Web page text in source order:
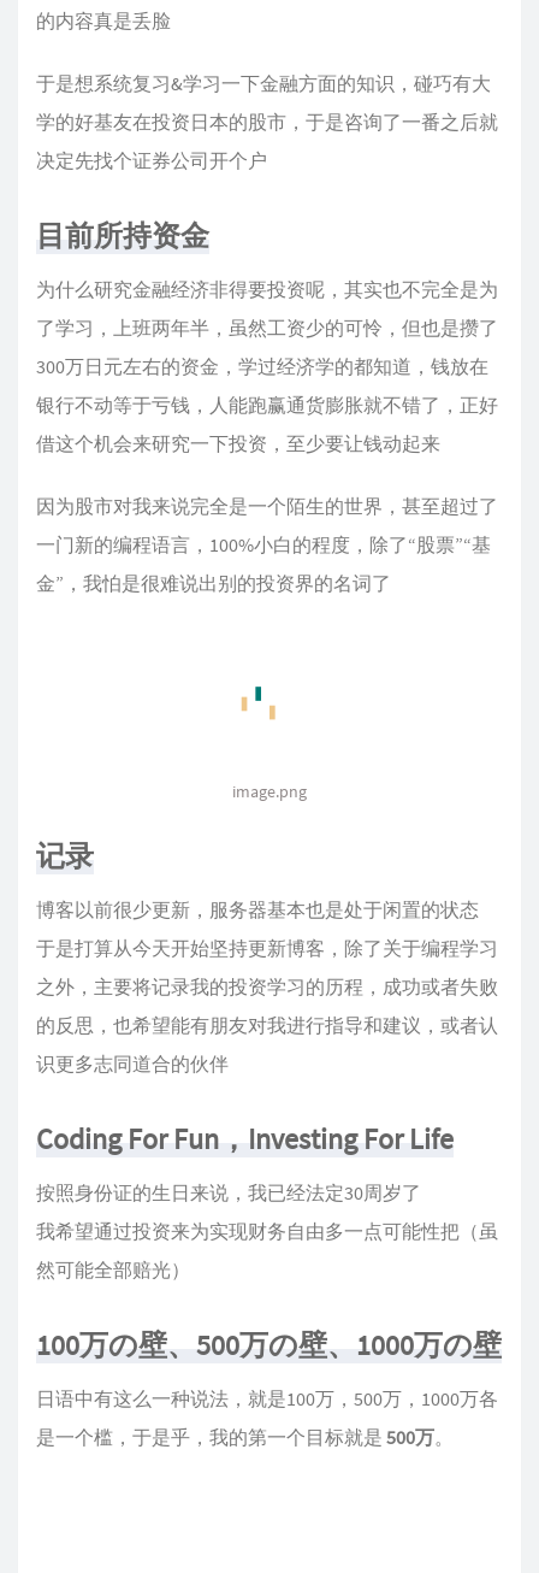
的内容真是丢脸
于是想系统复习&学习一下金融方面的知识，碰巧有大
学的好基友在投资日本的股市，于是咨询了一番之后就
决定先找个证券公司开个户
目前所持资金
为什么研究金融经济非得要投资呢，其实也不完全是为
了学习，上班两年半，虽然工资少的可怜，但也是攒了
300万日元左右的资金，学过经济学的都知道，钱放在
银行不动等于亏钱，人能跑赢通货膨胀就不错了，正好
借这个机会来研究一下投资，至少要让钱动起来
因为股市对我来说完全是一个陌生的世界，甚至超过了
一门新的编程语言，100%小白的程度，除了“股票”“基
金”，我怕是很难说出别的投资界的名词了
image.png
记录
博客以前很少更新，服务器基本也是处于闲置的状态
于是打算从今天开始坚持更新博客，除了关于编程学习
之外，主要将记录我的投资学习的历程，成功或者失败
的反思，也希望能有朋友对我进行指导和建议，或者认
识更多志同道合的伙伴
Coding For Fun，Investing For Life
按照身份证的生日来说，我已经法定30周岁了
我希望通过投资来为实现财务自由多一点可能性把（虽
然可能全部赔光）
100万の壁、500万の壁、1000万の壁
日语中有这么一种说法，就是100万，500万，1000万各
是一个槛，于是乎，我的第一个目标就是 500万。